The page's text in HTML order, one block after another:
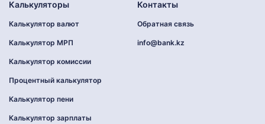
Калькуляторы
Калькулятор валют
Калькулятор МРП
Калькулятор комиссии
Процентный калькулятор
Калькулятор пени
Калькулятор зарплаты
Контакты
Обратная связь
info@bank.kz